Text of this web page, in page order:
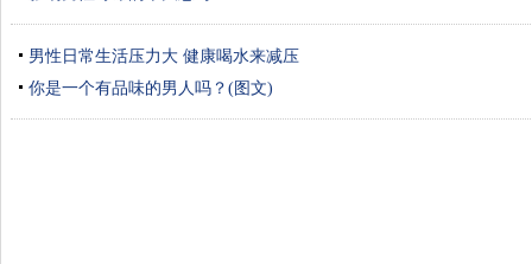
男性日常生活压力大 健康喝水来减压
你是一个有品味的男人吗？(图文)